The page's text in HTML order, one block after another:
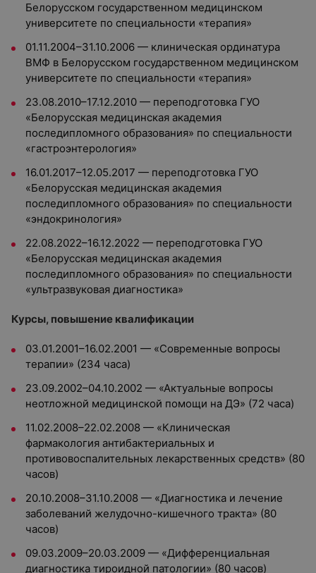
Белорусском государственном медицинском
университете по специальности «терапия»
01.11.2004–31.10.2006 — клиническая ординатура
ВМФ в Белорусском государственном медицинском
университете по специальности «терапия»
23.08.2010–17.12.2010 — переподготовка ГУО
«Белорусская медицинская академия
последипломного образования» по специальности
«гастроэнтерология»
16.01.2017–12.05.2017 — переподготовка ГУО
«Белорусская медицинская академия
последипломного образования» по специальности
«эндокринология»
22.08.2022–16.12.2022 — переподготовка ГУО
«Белорусская медицинская академия
последипломного образования» по специальности
«ультразвуковая диагностика»
Курсы, повышение квалификации
03.01.2001–16.02.2001 — «Современные вопросы
терапии» (234 часа)
23.09.2002–04.10.2002 — «Актуальные вопросы
неотложной медицинской помощи на ДЭ» (72 часа)
11.02.2008–22.02.2008 — «Клиническая
фармакология антибактериальных и
противовоспалительных лекарственных средств» (80
часов)
20.10.2008–31.10.2008 — «Диагностика и лечение
заболеваний желудочно-кишечного тракта» (80
часов)
09.03.2009–20.03.2009 — «Дифференциальная
диагностика тироидной патологии» (80 часов)